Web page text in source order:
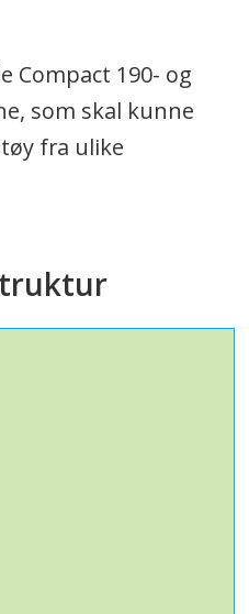
Compact 190- og
som skal kunne
fra ulike